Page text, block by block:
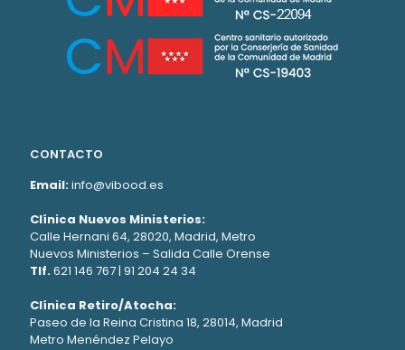
CONTACTO
Email:info@vibood.es
Clínica Nuevos Ministerios:
Calle Hernani 64, 28020, Madrid, Metro
Nuevos Ministerios – Salida Calle Orense
Tlf.621 146 767 | 91 204 24 34
Clínica Retiro/Atocha:
Paseo de la Reina Cristina 18, 28014, Madrid
Metro Menéndez Pelayo